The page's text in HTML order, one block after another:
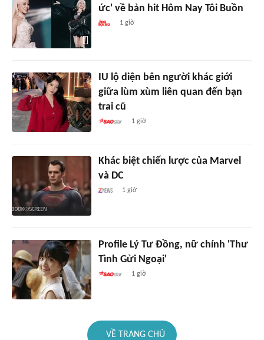
ức' về bản hit Hôm Nay Tôi Buồn
1 giờ
IU lộ diện bên người khác giới
giữa lùm xùm liên quan đến bạn
trai cũ
1 giờ
Khác biệt chiến lược của Marvel
và DC
1 giờ
Profile Lý Tư Đồng, nữ chính 'Thư
Tình Gửi Ngoại'
1 giờ
VỀ TRANG CHỦ